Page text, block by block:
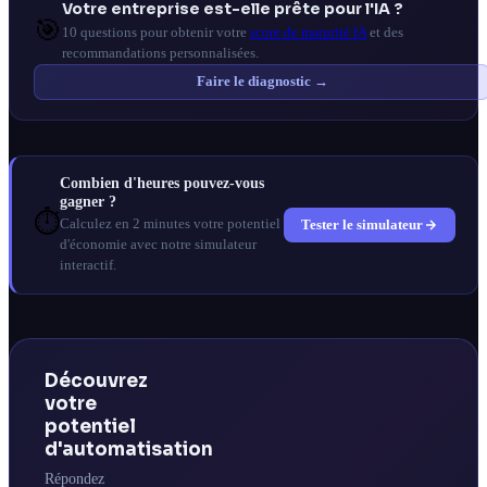
🎯
Votre entreprise est-elle prête pour l'IA ?
10 questions pour obtenir votre score de maturité IAet des
recommandations personnalisées.
Faire le diagnostic →
⏱️
Combien d'heures pouvez-vous
gagner ?
Calculez en 2 minutes votre potentiel
d'économie avec notre simulateur
interactif.
Tester le simulateur
Découvrez
votre
potentiel
d'automatisation
Répondez